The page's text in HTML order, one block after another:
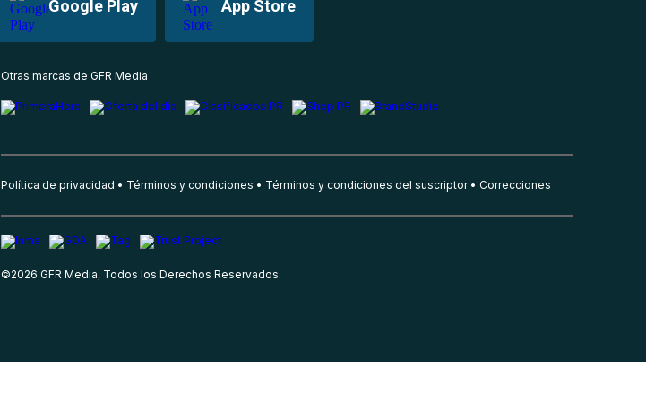
Google Play App Store
Otras marcas de GFR Media
Política de privacidad Términos y condiciones Términos y condiciones del suscriptor Correcciones
©2026 GFR Media, Todos los Derechos Reservados.